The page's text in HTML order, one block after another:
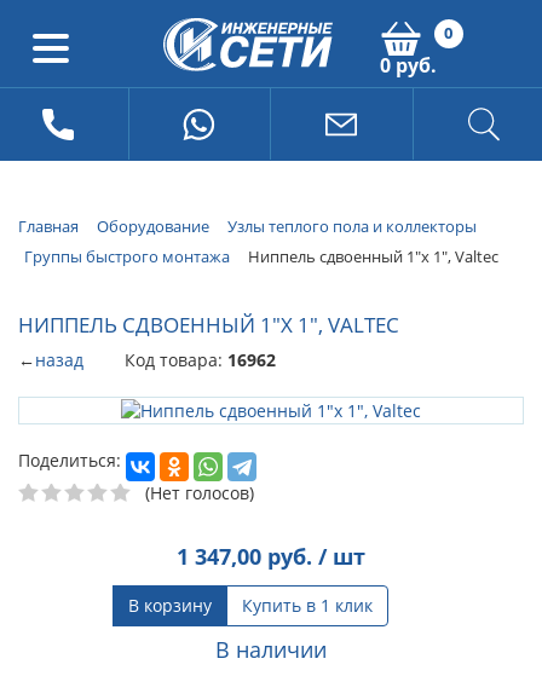
0
0 руб.
Главная Оборудование
Узлы теплого пола и коллекторы
Группы быстрого монтажа
Ниппель сдвоенный 1"х 1", Valtec
НИППЕЛЬ СДВОЕННЫЙ 1"Х 1", VALTEC
←назад Код товара: 16962
Поделиться:
(Нет голосов)
1 347,00 руб. / шт
В корзину Купить в 1 клик
В наличии